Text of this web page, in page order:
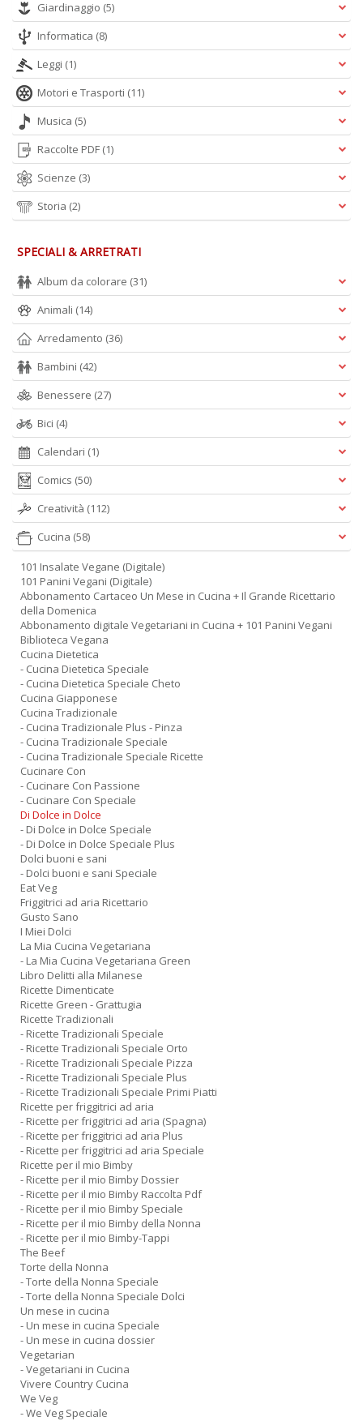
Giardinaggio (5)
Informatica (8)
Leggi (1)
Motori e Trasporti (11)
Musica (5)
Raccolte PDF (1)
Scienze (3)
Storia (2)
SPECIALI & ARRETRATI
Album da colorare (31)
Animali (14)
Arredamento (36)
Bambini (42)
Benessere (27)
Bici (4)
Calendari (1)
Comics (50)
Creatività (112)
Cucina (58)
101 Insalate Vegane (Digitale)
101 Panini Vegani (Digitale)
Abbonamento Cartaceo Un Mese in Cucina + Il Grande Ricettario
della Domenica
Abbonamento digitale Vegetariani in Cucina + 101 Panini Vegani
Biblioteca Vegana
Cucina Dietetica
- Cucina Dietetica Speciale
- Cucina Dietetica Speciale Cheto
Cucina Giapponese
Cucina Tradizionale
- Cucina Tradizionale Plus - Pinza
- Cucina Tradizionale Speciale
- Cucina Tradizionale Speciale Ricette
Cucinare Con
- Cucinare Con Passione
- Cucinare Con Speciale
Di Dolce in Dolce
- Di Dolce in Dolce Speciale
- Di Dolce in Dolce Speciale Plus
Dolci buoni e sani
- Dolci buoni e sani Speciale
Eat Veg
Friggitrici ad aria Ricettario
Gusto Sano
I Miei Dolci
La Mia Cucina Vegetariana
- La Mia Cucina Vegetariana Green
Libro Delitti alla Milanese
Ricette Dimenticate
Ricette Green - Grattugia
Ricette Tradizionali
- Ricette Tradizionali Speciale
- Ricette Tradizionali Speciale Orto
- Ricette Tradizionali Speciale Pizza
- Ricette Tradizionali Speciale Plus
- Ricette Tradizionali Speciale Primi Piatti
Ricette per friggitrici ad aria
- Ricette per friggitrici ad aria (Spagna)
- Ricette per friggitrici ad aria Plus
- Ricette per friggitrici ad aria Speciale
Ricette per il mio Bimby
- Ricette per il mio Bimby Dossier
- Ricette per il mio Bimby Raccolta Pdf
- Ricette per il mio Bimby Speciale
- Ricette per il mio Bimby della Nonna
- Ricette per il mio Bimby-Tappi
The Beef
Torte della Nonna
- Torte della Nonna Speciale
- Torte della Nonna Speciale Dolci
Un mese in cucina
- Un mese in cucina Speciale
- Un mese in cucina dossier
Vegetarian
- Vegetariani in Cucina
Vivere Country Cucina
We Veg
- We Veg Speciale